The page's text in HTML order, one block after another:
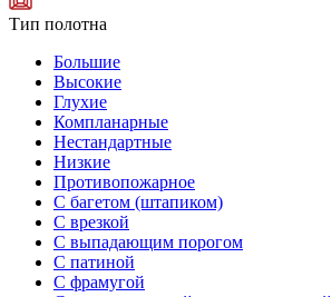
Тип полотна
Большие
Высокие
Глухие
Компланарные
Нестандартные
Низкие
Противопожарное
С багетом (штапиком)
С врезкой
С выпадающим порогом
С патиной
С фрамугой